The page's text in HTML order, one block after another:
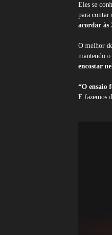
Eles se
para contar
acordar às
O melhor
mantendo
encostar
“O ensaio
E fazemos